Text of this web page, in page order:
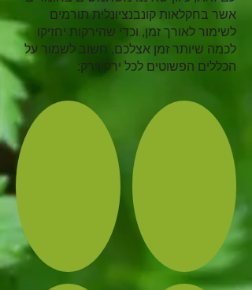
אשר בחקלאות קונבנציונלית תורמים
לשימור לאורך זמן, וכדי שהירקות יחזיקו
לכמה שיותר זמן אצלכם, חשוב לשמור על
הכללים הפשוטים לכל ירק וירק: